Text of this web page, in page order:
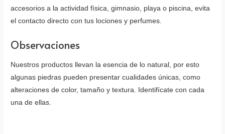
accesorios a la actividad física, gimnasio, playa o piscina, evita
el contacto directo con tus lociones y perfumes.
Observaciones
Nuestros productos llevan la esencia de lo natural, por esto
algunas piedras pueden presentar cualidades únicas, como
alteraciones de color, tamaño y textura. Identifícate con cada
una de ellas.